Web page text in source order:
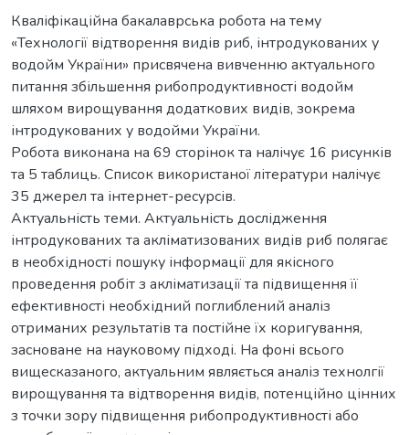
Кваліфікаційна бакалаврська робота на тему
«Технології відтворення видів риб, інтродукованих у
водойм України» присвячена вивченню актуального
питання збільшення рибопродуктивності водойм
шляхом вирощування додаткових видів, зокрема
інтродукованих у водойми України.
Робота виконана на 69 сторінок та налічує 16 рисунків
та 5 таблиць. Список використаної літератури налічує
35 джерел та інтернет-ресурсів.
Актуальність теми. Актуальність дослідження
інтродукованих та акліматизованих видів риб полягає
в необхідності пошуку інформації для якісного
проведення робіт з акліматизації та підвищення її
ефективності необхідний поглиблений аналіз
отриманих результатів та постійне їх коригування,
засноване на науковому підході. На фоні всього
вищесказаного, актуальним являється аналіз технолгії
вирощування та відтворення видів, потенційно цінних
з точки зору підвищення рибопродуктивності або